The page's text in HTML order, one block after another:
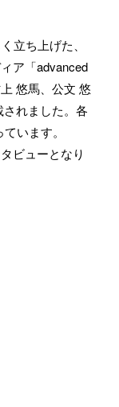
立ち上げた、
ア「advanced
悠馬、公文 悠
れました。各
います。
ビューとなり